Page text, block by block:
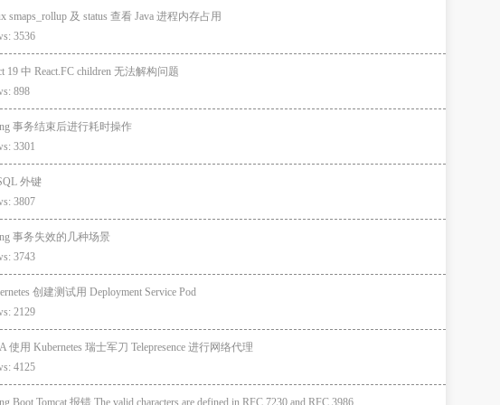
smaps_rollup 及 status 查看 Java 进程内存占用
3536
19 中 React.FC children 无法解构问题
898
事务结束后进行耗时操作
3301
外键
3807
事务失效的几种场景
3743
创建测试用 Deployment Service Pod
2129
使用 Kubernetes 瑞士军刀 Telepresence 进行网络代理
4125
Boot Tomcat 报错 The valid characters are defined in RFC 7230 and RFC 3986